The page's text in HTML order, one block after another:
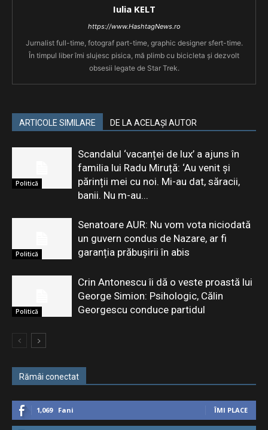
Iulia KELT
https://www.HashtagNews.ro
Jurnalist full-time, fotograf part-time, graphic designer sfert-time.
În timpul liber îmi slujesc pisica, mă plimb cu bicicleta și dezvolt
obsesii legate de Star Trek.
ARTICOLE SIMILARE DE LA ACELAȘI AUTOR
Politică
Scandalul ‘vacanței de lux’ a ajuns în
familia lui Radu Miruță: ‘Au venit și
părinții mei cu noi. Mi-au dat, săracii,
banii. Nu m-au...
Politică
Senatoare AUR: Nu vom vota niciodată
un guvern condus de Nazare, ar fi
garanția prăbușirii în abis
Politică
Crin Antonescu îi dă o veste proastă lui
George Simion: Psihologic, Călin
Georgescu conduce partidul
Rămâi conectat
1,069 Fani ÎMI PLACE